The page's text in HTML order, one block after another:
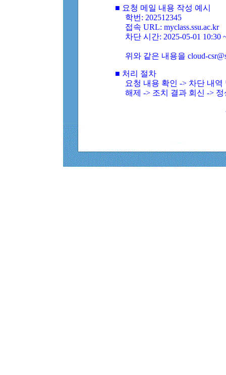
■ 요청 메일 내용 작성 예시
학번: 202512345
접속 URL: myclass.ssu.ac.kr
차단 시간: 2025-05-01 10:30
위와 같은 내용을 cloud-
■ 처리 절차
요청 내용 확인 -> 차단 내
해제 -> 조치 결과 회신 ->